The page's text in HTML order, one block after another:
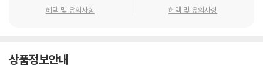
하지만 《노래하는 볼돼지》 이후 처음으로 글과 그림을 모두 작업한 그림책
가로로 긴 판형부터 어린이들이 손에 들고 펼쳐 보기 쉬운 세로로 긴 판형
혜택 및 유의사항 혜택 및 유의사항
상품정보안내